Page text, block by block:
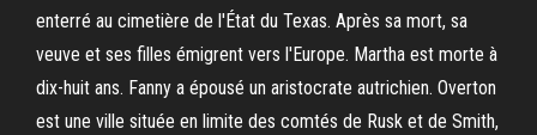
enterré au cimetière de l'État du Texas. Après sa mort, sa
veuve et ses filles émigrent vers l'Europe. Martha est morte à
dix-huit ans. Fanny a épousé un aristocrate autrichien. Overton
est une ville située en limite des comtés de Rusk et de Smith,